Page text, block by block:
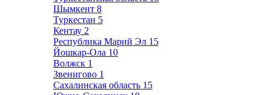
Шымкент 8
Туркестан 5
Кентау 2
Республика Марий Эл 15
Йошкар-Ола 10
Волжск 1
Звенигово 1
Сахалинская область 15